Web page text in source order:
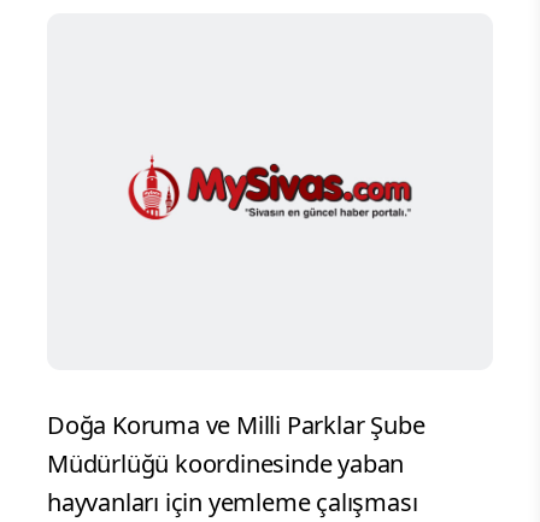
Doğa Koruma ve Milli Parklar Şube
Müdürlüğü koordinesinde yaban
hayvanları için yemleme çalışması